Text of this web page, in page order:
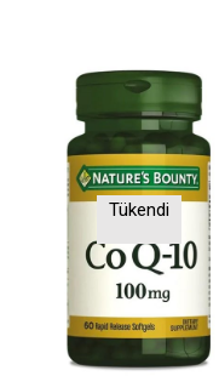
Tükendi